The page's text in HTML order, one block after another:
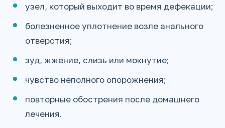
узел, который выходит во время дефекации;
болезненное уплотнение возле анального
отверстия;
зуд, жжение, слизь или мокнутие;
чувство неполного опорожнения;
повторные обострения после домашнего
лечения.